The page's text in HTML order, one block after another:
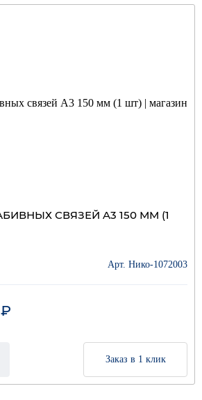
СВЯЗЕЙ A3 150 ММ (1
Арт. Нико-1072003
₽
Заказ в 1 клик